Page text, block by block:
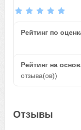
Рейтинг по
Рейтинг на
отзыва(ов))
Отзывы